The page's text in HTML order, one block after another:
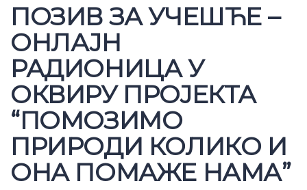
ПОЗИВ ЗА УЧЕШЋЕ –
ОНЛАЈН
РАДИОНИЦА У
ОКВИРУ ПРОЈЕКТА
“ПОМОЗИМО
ПРИРОДИ КОЛИКО И
ОНА ПОМАЖЕ НАМА”